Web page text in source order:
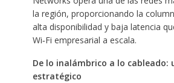
la región, proporcionando la
alta disponibilidad y baja latencia
Wi‑Fi empresarial a escala.
De lo inalámbrico a lo cableado:
estratégico